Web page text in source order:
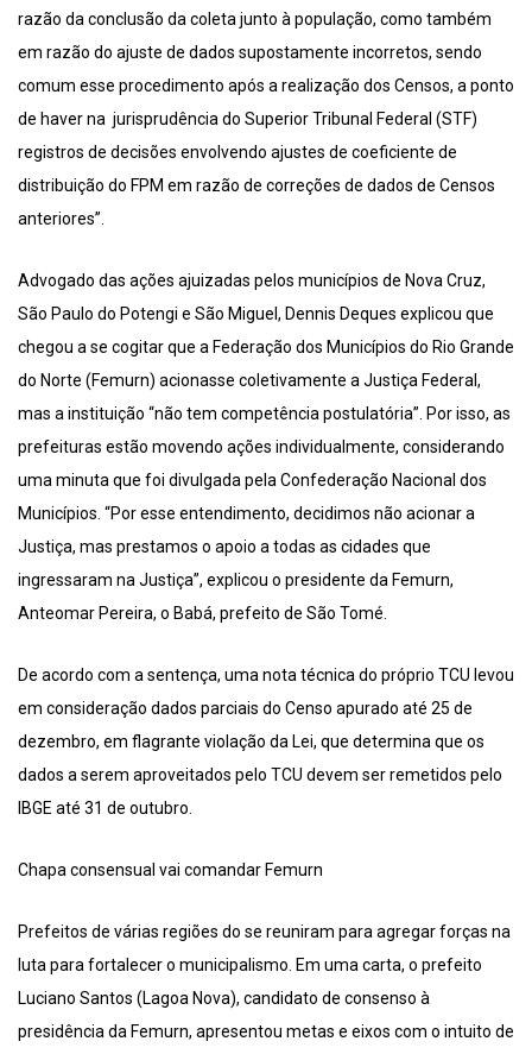
razão da conclusão da coleta junto à população, como também
em razão do ajuste de dados supostamente incorretos, sendo
comum esse procedimento após a realização dos Censos, a ponto
de haver na jurisprudência do Superior Tribunal Federal (STF)
registros de decisões envolvendo ajustes de coeficiente de
distribuição do FPM em razão de correções de dados de Censos
anteriores”.
Advogado das ações ajuizadas pelos municípios de Nova Cruz,
São Paulo do Potengi e São Miguel, Dennis Deques explicou que
chegou a se cogitar que a Federação dos Municípios do Rio Grande
do Norte (Femurn) acionasse coletivamente a Justiça Federal,
mas a instituição “não tem competência postulatória”. Por isso, as
prefeituras estão movendo ações individualmente, considerando
uma minuta que foi divulgada pela Confederação Nacional dos
Municípios. “Por esse entendimento, decidimos não acionar a
Justiça, mas prestamos o apoio a todas as cidades que
ingressaram na Justiça”, explicou o presidente da Femurn,
Anteomar Pereira, o Babá, prefeito de São Tomé.
De acordo com a sentença, uma nota técnica do próprio TCU levou
em consideração dados parciais do Censo apurado até 25 de
dezembro, em flagrante violação da Lei, que determina que os
dados a serem aproveitados pelo TCU devem ser remetidos pelo
IBGE até 31 de outubro.
Chapa consensual vai comandar Femurn
Prefeitos de várias regiões do se reuniram para agregar forças na
luta para fortalecer o municipalismo. Em uma carta, o prefeito
Luciano Santos (Lagoa Nova), candidato de consenso à
presidência da Femurn, apresentou metas e eixos com o intuito de